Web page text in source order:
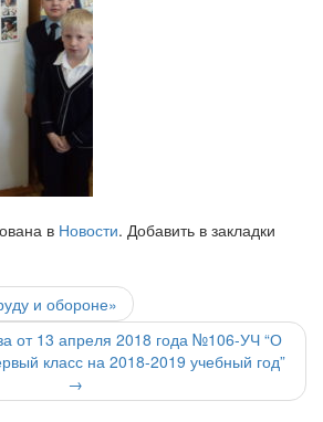
в Новости. Добавить в закладки
и обороне»
от 13 апреля 2018 года №106-УЧ “О
класс на 2018-2019 учебный год”
→